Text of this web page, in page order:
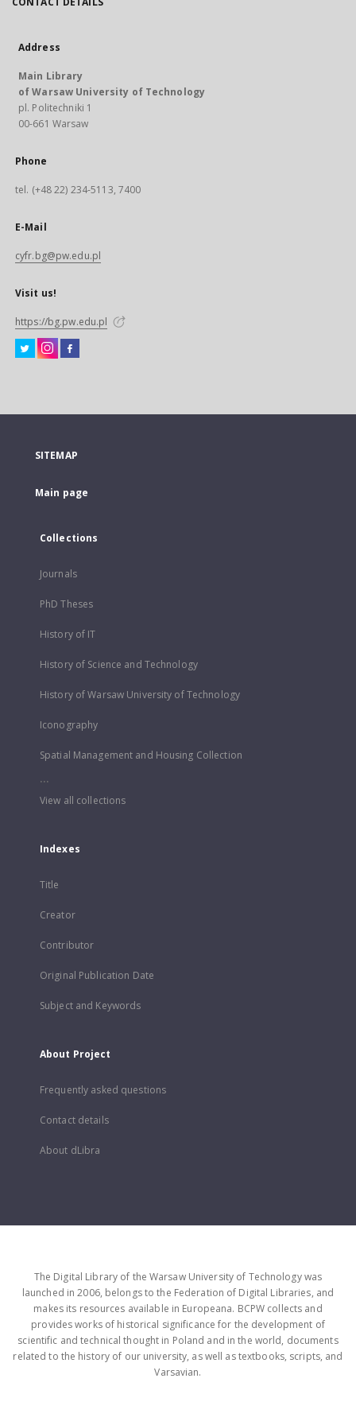
Address
Main Library
of Warsaw University of Technology
pl. Politechniki 1
00-661 Warsaw
Phone
tel. (+48 22) 234-5113, 7400
E-Mail
cyfr.bg@pw.edu.pl
Visit us!
https://bg.pw.edu.pl
SITEMAP
Main page
Collections
Journals
PhD Theses
History of IT
History of Science and Technology
History of Warsaw University of Technology
Iconography
Spatial Management and Housing Collection
...
View all collections
Indexes
Title
Creator
Contributor
Original Publication Date
Subject and Keywords
About Project
Frequently asked questions
Contact details
About dLibra
The Digital Library of the Warsaw University of Technology was
launched in 2006, belongs to the Federation of Digital Libraries, and
makes its resources available in Europeana. BCPW collects and
provides works of historical significance for the development of
scientific and technical thought in Poland and in the world, documents
related to the history of our university, as well as textbooks, scripts, and
Varsavian.